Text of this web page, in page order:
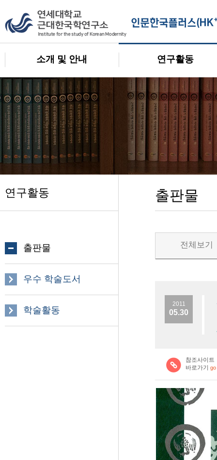
소개 및 안내 연구활동
연구활동
출판물
우수 학술도서
학술활동
출판물
전체보기
2011
05.30
참조사이트
바로가기
go